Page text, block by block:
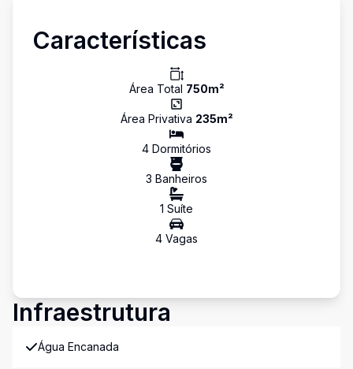
Características
Área Total 750m²
Área Privativa 235m²
4 Dormitórios
3 Banheiros
1 Suíte
4 Vagas
Infraestrutura
Água Encanada